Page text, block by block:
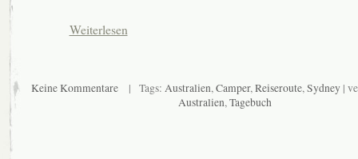
Weiterlesen
Keine Kommentare | Tags: Australien,Camper,Reiseroute,Sydney |
Australien,Tagebuch